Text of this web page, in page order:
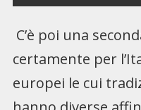
C’è poi una
certamente per
europei le cui